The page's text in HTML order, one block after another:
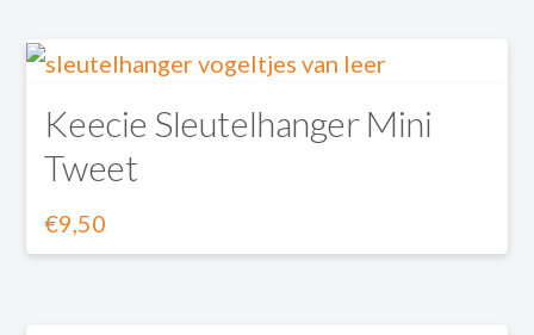
gekozen
worden
op
de
productpagina
heeft
meerdere
variaties.
Deze
optie
Keecie Sleutelhanger Mini
Tweet
€9,50
Dit